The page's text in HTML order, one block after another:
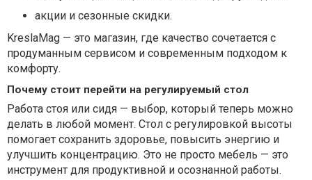
акции и сезонные скидки.
KreslaMag — это магазин, где качество сочетается с
продуманным сервисом и современным подходом к
комфорту.
Почему стоит перейти на регулируемый стол
Работа стоя или сидя — выбор, который теперь можно
делать в любой момент. Стол с регулировкой высоты
помогает сохранить здоровье, повысить энергию и
улучшить концентрацию. Это не просто мебель — это
инструмент для продуктивной и осознанной работы.